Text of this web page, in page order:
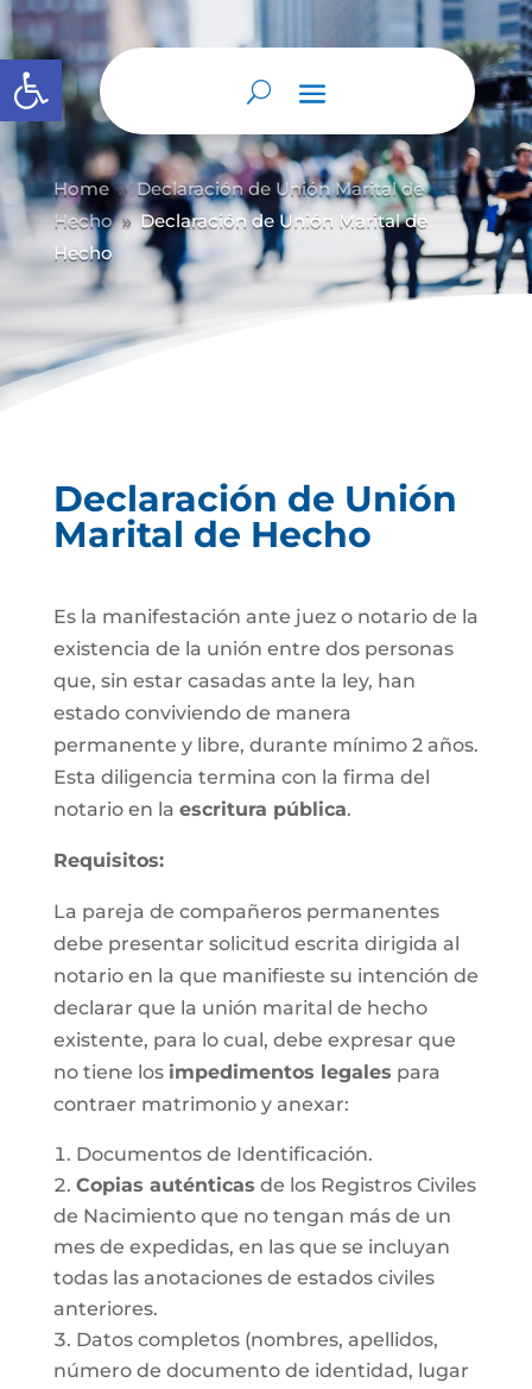
Abrir barra de herramientas
Home 9 Declaración de Unión Marital de
Hecho 9 Declaración de Unión Marital de
Hecho
Declaración de Unión
Marital de Hecho
Es la manifestación ante juez o notario de la
existencia de la unión entre dos personas
que, sin estar casadas ante la ley, han
estado conviviendo de manera
permanente y libre, durante mínimo 2 años.
Esta diligencia termina con la firma del
notario en la escritura pública.
Requisitos:
La pareja de compañeros permanentes
debe presentar solicitud escrita dirigida al
notario en la que manifieste su intención de
declarar que la unión marital de hecho
existente, para lo cual, debe expresar que
no tiene los impedimentos legales para
contraer matrimonio y anexar:
Documentos de Identificación.
Copias auténticas de los Registros Civiles
de Nacimiento que no tengan más de un
mes de expedidas, en las que se incluyan
todas las anotaciones de estados civiles
anteriores.
Datos completos (nombres, apellidos,
número de documento de identidad, lugar